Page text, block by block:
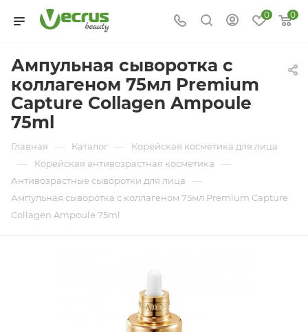
0 0
Ампульная сыворотка с
коллагеном 75мл Premium
Capture Collagen Ampoule
75ml
Главная — Каталог — Корейская косметика для лица
— Корейская антивозрастная косметика —
Антивозрастные сыворотки для лица —
Ампульная сыворотка с коллагеном 75мл Premium Capture
Collagen Ampoule 75ml